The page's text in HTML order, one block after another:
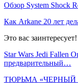
Обзор System Shock
Как Arkane 20 лет
Это вас заинтересует!
Star Wars Jedi Fallen
предварительный…
ТЮРЬМА